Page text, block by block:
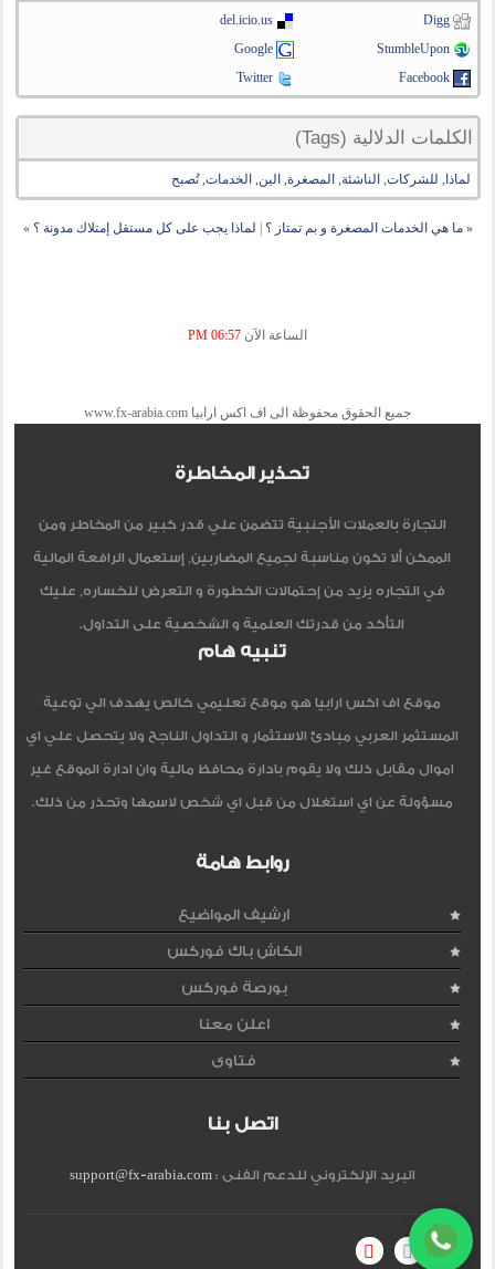
Digg
del.icio.us
StumbleUpon
Google
Facebook
Twitter
الكلمات الدلالية (Tags)
لماذا , للشركات, الناشئة, المصغرة, الين, الخدمات,تُصبح
« ما هي الخدمات المصغرة و بم تمتاز ؟ لماذا يجب على كل مستقل إمتلاك مدونة ؟ »
الساعة الآن 06:57 PM
جميع الحقوق محفوظة الى اف اكس ارابيا www.fx-arabia.com
تحذير المخاطرة
التجارة بالعملات الأجنبية تتضمن علي قدر كبير من المخاطر ومن
الممكن ألا تكون مناسبة لجميع المضاربين, إستعمال الرافعة المالية
في التجاره يزيد من إحتمالات الخطورة و التعرض للخساره, عليك
التأكد من قدرتك العلمية و الشخصية على التداول.
تنبيه هام
موقع اف اكس ارابيا هو موقع تعليمي خالص يهدف الي توعية
المستثمر العربي مبادئ الاستثمار و التداول الناجح ولا يتحصل علي اي
اموال مقابل ذلك ولا يقوم بادارة محافظ مالية وان ادارة الموقع غير
مسؤولة عن اي استغلال من قبل اي شخص لاسمها وتحذر من ذلك.
روابط هامة
ارشيف المواضيع
الكاش باك فوركس
بورصة فوركس
اعلن معنا
فتاوى
اتصل بنا
البريد الإلكتروني للدعم الفنى :support@fx-arabia.com